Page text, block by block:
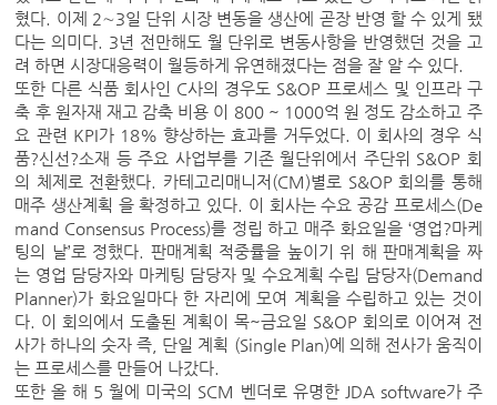
혔다. 이제 2∼3일 단위 시장 변동을 생산에 곧장 반영 할 수 있게 됐
다는 의미다. 3년 전만해도 월 단위로 변동사항을 반영했던 것을 고
려 하면 시장대응력이 월등하게 유연해졌다는 점을 잘 알 수 있다.
또한 다른 식품 회사인 C사의 경우도 S&OP 프로세스 및 인프라 구
축 후 원자재 재고 감축 비용 이 800 ~ 1000억 원 정도 감소하고 주
요 관련 KPI가 18% 향상하는 효과를 거두었다. 이 회사의 경우 식
품?신선?소재 등 주요 사업부를 기존 월단위에서 주단위 S&OP 회
의 체제로 전환했다. 카테고리매니저(CM)별로 S&OP 회의를 통해
매주 생산계획 을 확정하고 있다. 이 회사는 수요 공감 프로세스(De
mand Consensus Process)를 정립 하고 매주 화요일을 ‘영업?마케
팅의 날’로 정했다. 판매계획 적중률을 높이기 위 해 판매계획을 짜
는 영업 담당자와 마케팅 담당자 및 수요계획 수립 담당자(Demand
Planner)가 화요일마다 한 자리에 모여 계획을 수립하고 있는 것이
다. 이 회의에서 도출된 계획이 목~금요일 S&OP 회의로 이어져 전
사가 하나의 숫자 즉, 단일 계획 (Single Plan)에 의해 전사가 움직이
는 프로세스를 만들어 나갔다.
또한 올 해 5 월에 미국의 SCM 벤더로 유명한 JDA software가 주